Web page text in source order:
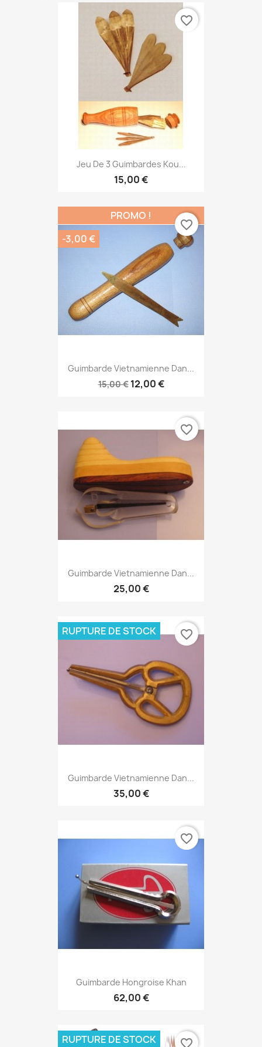
Jeu De 3 Guimbardes Kou...
15,00 €
favorite_border
Guimbarde Vietnamienne Dan...
15,00 € 12,00 €
PROMO !
-3,00 €
favorite_border
Guimbarde Vietnamienne Dan...
25,00 €
favorite_border
Guimbarde Vietnamienne Dan...
35,00 €
RUPTURE DE STOCK favorite_border
Guimbarde Hongroise Khan
62,00 €
favorite_border
RUPTURE DE STOCK favorite_border